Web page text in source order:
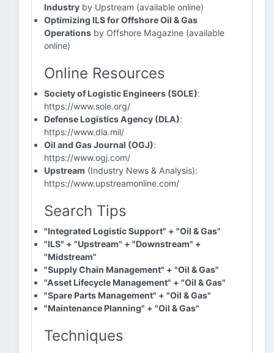
Industry by Upstream (available online)
Optimizing ILS for Offshore Oil & Gas
Operations by Offshore Magazine (available
online)
Online Resources
Society of Logistic Engineers (SOLE):
https://www.sole.org/
Defense Logistics Agency (DLA):
https://www.dla.mil/
Oil and Gas Journal (OGJ):
https://www.ogj.com/
Upstream (Industry News & Analysis):
https://www.upstreamonline.com/
Search Tips
"Integrated Logistic Support" + "Oil & Gas"
"ILS" + "Upstream" + "Downstream" +
"Midstream"
"Supply Chain Management" + "Oil & Gas"
"Asset Lifecycle Management" + "Oil & Gas"
"Spare Parts Management" + "Oil & Gas"
"Maintenance Planning" + "Oil & Gas"
Techniques